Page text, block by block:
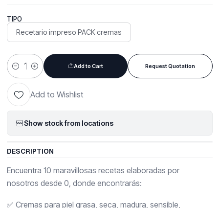
TIPO
Recetario impreso PACK cremas
Quantity
Add to Cart Request Quotation
Add to Wishlist
Show stock from locations
DESCRIPTION
Encuentra 10 maravillosas recetas elaboradas por
nosotros desde 0, donde encontrarás:
✅ Cremas para piel grasa, seca, madura, sensible,